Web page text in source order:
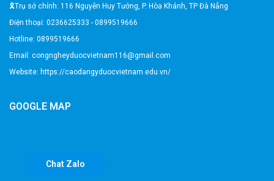
🎗️Trụ sở chính: 116 Nguyễn Huy Tưởng, P. Hòa Khánh, TP Đà Nẵng
Điện thoại: 0236625333 - 0899519666
Hotline: 0899519666
Email: congngheyduocvietnam116@gmail.com
Website: https://caodangyduocvietnam.edu.vn/
GOOGLE MAP
Chat Zalo